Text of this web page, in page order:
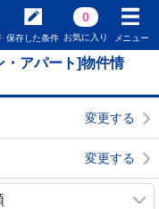
保存した条件
0
お気に入り メニュー
・アパート]物件情
変更する
変更する